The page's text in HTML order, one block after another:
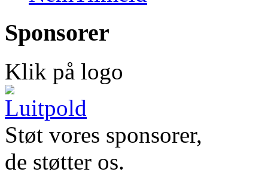
Sponsorer
Klik på logo
Støt vores sponsorer,
de støtter os.